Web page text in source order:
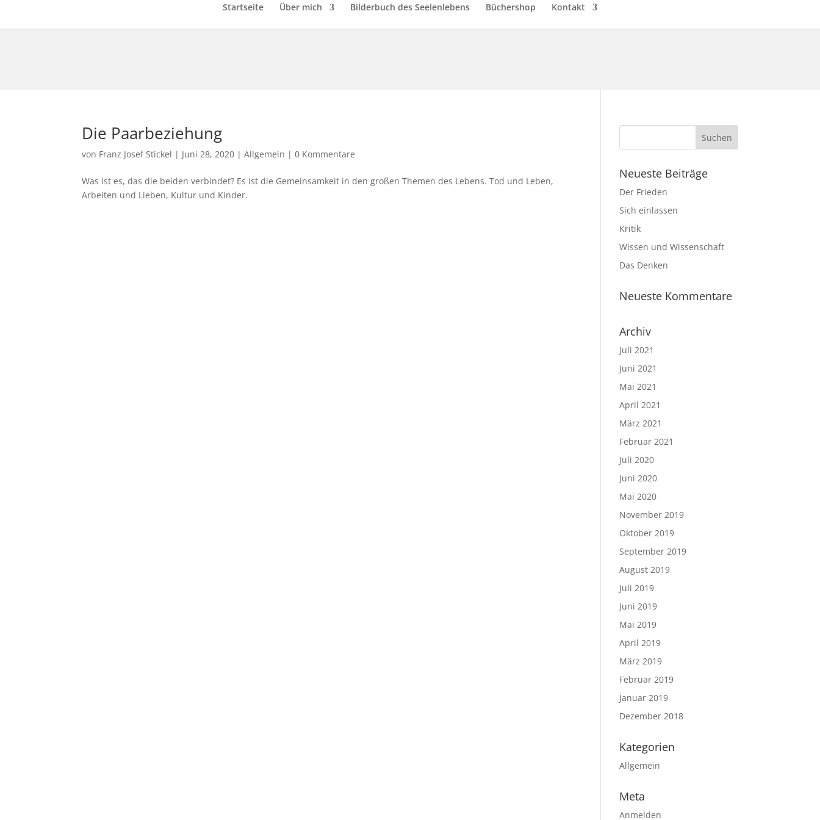
Startseite Über mich Bilderbuch des Seelenlebens Büchershop Kontakt
Die Paarbeziehung
von Franz Josef Stickel | Juni 28, 2020 |Allgemein |0 Kommentare
Was ist es, das die beiden verbindet? Es ist die Gemeinsamkeit in den großen Themen des Lebens. Tod und Leben,
Arbeiten und Lieben, Kultur und Kinder.
Neueste Beiträge
Der Frieden
Sich einlassen
Kritik
Wissen und Wissenschaft
Das Denken
Neueste Kommentare
Archiv
Juli 2021
Juni 2021
Mai 2021
April 2021
März 2021
Februar 2021
Juli 2020
Juni 2020
Mai 2020
November 2019
Oktober 2019
September 2019
August 2019
Juli 2019
Juni 2019
Mai 2019
April 2019
März 2019
Februar 2019
Januar 2019
Dezember 2018
Kategorien
Allgemein
Meta
Anmelden